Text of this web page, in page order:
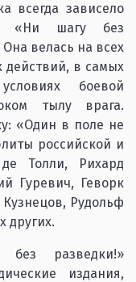
всегда зависело
«Ни шагу без
велась на всех
действий, в самых
боевой
тылу врага.
«Один в поле не
российской и
Толли, Рихард
Гуревич, Геворк
Рудольф
других.
разведки!»
издания,